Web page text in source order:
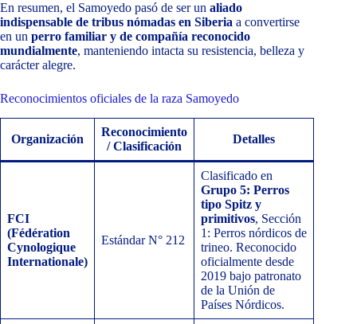
En resumen, el Samoyedo pasó de ser un aliado
indispensable de tribus nómadas en Siberia a convertirse
en un perro familiar y de compañía reconocido
mundialmente, manteniendo intacta su resistencia, belleza y
carácter alegre.
Reconocimientos oficiales de la raza Samoyedo
Organización
Reconocimiento
/ Clasificación
Detalles
FCI
(Fédération
Cynologique
Internationale)
Estándar N° 212
Clasificado en
Grupo 5: Perros
tipo Spitz y
primitivos, Sección
1: Perros nórdicos de
trineo. Reconocido
oficialmente desde
2019 bajo patronato
de la Unión de
Países Nórdicos.